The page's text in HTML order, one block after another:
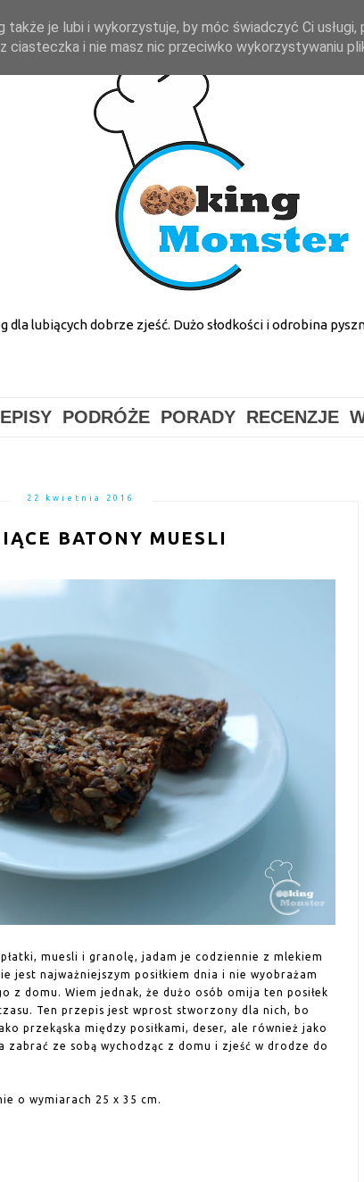
dla lubiących dobrze zjeść. Dużo słodkości i odrobina
PODRÓŻE PORADY RECENZJE
22 kwietnia 2016
BATONY MUESLI
muesli i granolę, jadam je codziennie z mlekiem
jest najważniejszym posiłkiem dnia i nie wyobrażam
z domu. Wiem jednak, że dużo osób omija ten posiłek
Ten przepis jest wprost stworzony dla nich, bo
przekąska między posiłkami, deser, ale również jako
zabrać ze sobą wychodząc z domu i zjeść w drodze do
o wymiarach 25 x 35 cm.
je lubi i wykorzystuje, by móc świadczyć Ci usługi,
ciasteczka i nie masz nic przeciwko wykorzystywaniu